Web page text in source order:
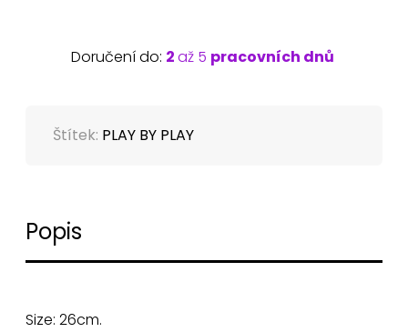
Doručení do: 2až 5 pracovních dnů
Štítek: PLAY BY PLAY
Popis
Size: 26cm.